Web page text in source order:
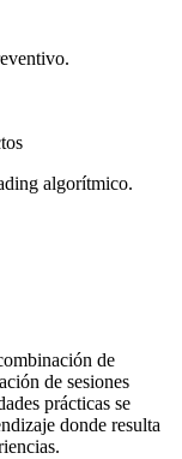
algorítmico.
de
de sesiones
prácticas se
donde resulta